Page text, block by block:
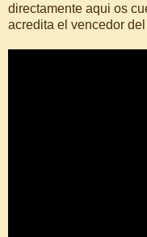
directamente aqui os
acredita el vencedor